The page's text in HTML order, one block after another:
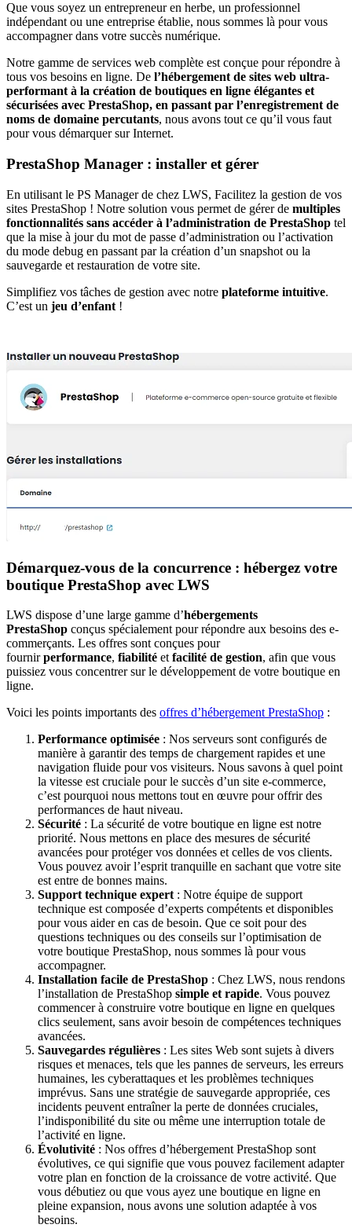
Que vous soyez un entrepreneur en herbe, un professionnel
indépendant ou une entreprise établie, nous sommes là pour vous
accompagner dans votre succès numérique.
Notre gamme de services web complète est conçue pour répondre à
tous vos besoins en ligne. De l’hébergement de sites web ultra-
performant à la création de boutiques en ligne élégantes et
sécurisées avec PrestaShop, en passant par l’enregistrement de
noms de domaine percutants, nous avons tout ce qu’il vous faut
pour vous démarquer sur Internet.
PrestaShop Manager : installer et gérer
En utilisant le PS Manager de chez LWS, Facilitez la gestion de vos
sites PrestaShop ! Notre solution vous permet de gérer de multiples
fonctionnalités sans accéder à l’administration de PrestaShop tel
que la mise à jour du mot de passe d’administration ou l’activation
du mode debug en passant par la création d’un snapshot ou la
sauvegarde et restauration de votre site.
Simplifiez vos tâches de gestion avec notre plateforme intuitive.
C’est un jeu d’enfant !
Démarquez-vous de la concurrence : hébergez votre
boutique PrestaShop avec LWS
LWS dispose d’une large gamme d’hébergements
PrestaShop conçus spécialement pour répondre aux besoins des e-
commerçants. Les offres sont conçues pour
fournirperformance, fiabilité et facilité de gestion, afin que vous
puissiez vous concentrer sur le développement de votre boutique en
ligne.
Voici les points importants des offres d’hébergement PrestaShop :
Performance optimisée : Nos serveurs sont configurés de
manière à garantir des temps de chargement rapides et une
navigation fluide pour vos visiteurs. Nous savons à quel point
la vitesse est cruciale pour le succès d’un site e-commerce,
c’est pourquoi nous mettons tout en œuvre pour offrir des
performances de haut niveau.
Sécurité : La sécurité de votre boutique en ligne est notre
priorité. Nous mettons en place des mesures de sécurité
avancées pour protéger vos données et celles de vos clients.
Vous pouvez avoir l’esprit tranquille en sachant que votre site
est entre de bonnes mains.
Support technique expert : Notre équipe de support
technique est composée d’experts compétents et disponibles
pour vous aider en cas de besoin. Que ce soit pour des
questions techniques ou des conseils sur l’optimisation de
votre boutique PrestaShop, nous sommes là pour vous
accompagner.
Installation facile de PrestaShop : Chez LWS, nous rendons
l’installation de PrestaShop simple et rapide. Vous pouvez
commencer à construire votre boutique en ligne en quelques
clics seulement, sans avoir besoin de compétences techniques
avancées.
Sauvegardes régulières : Les sites Web sont sujets à divers
risques et menaces, tels que les pannes de serveurs, les erreurs
humaines, les cyberattaques et les problèmes techniques
imprévus. Sans une stratégie de sauvegarde appropriée, ces
incidents peuvent entraîner la perte de données cruciales,
l’indisponibilité du site ou même une interruption totale de
l’activité en ligne.
Évolutivité : Nos offres d’hébergement PrestaShop sont
évolutives, ce qui signifie que vous pouvez facilement adapter
votre plan en fonction de la croissance de votre activité. Que
vous débutiez ou que vous ayez une boutique en ligne en
pleine expansion, nous avons une solution adaptée à vos
besoins.